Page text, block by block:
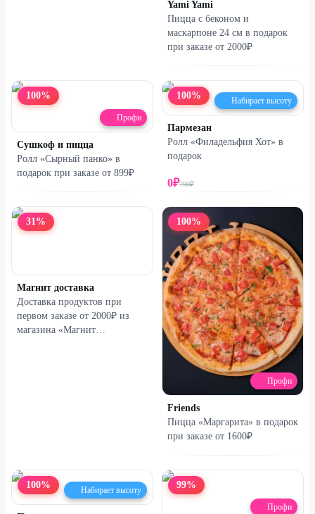
Yami Yami
Пицца с беконом и
маскарпоне 24 см в подарок
при заказе от 2000₽
100%
Профи
Сушкоф и пицца
Ролл «Сырный панко» в
подарок при заказе от 899₽
100% Набирает высоту
Пармезан
Ролл «Филадельфия Хот» в
подарок
0₽790₽
31%
Магнит доставка
Доставка продуктов при
первом заказе от 2000₽ из
магазина «Магнит
100%
Профи
Friends
Пицца «Маргарита» в подарок
при заказе от 1600₽
100% Набирает высоту 99%
Профи